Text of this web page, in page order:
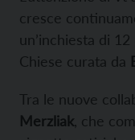
cresce
un’inchiesta di
Chiese curata da
Tra le nuove
Merzliak , che